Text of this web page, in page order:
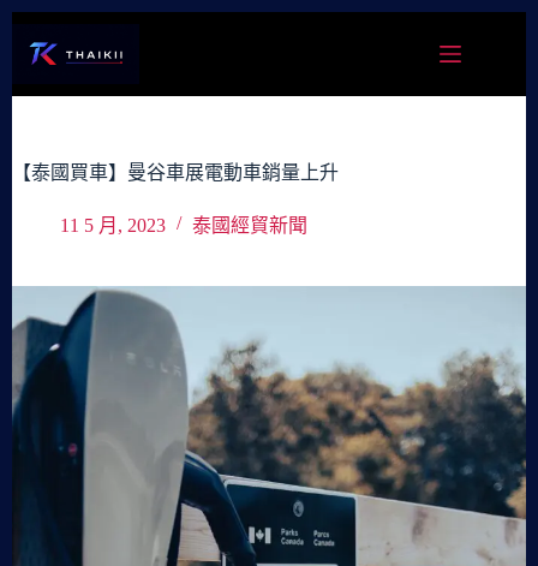
容
【泰國買車】曼谷車展電動車銷量上升
11 5 月, 2023 泰國經貿新聞